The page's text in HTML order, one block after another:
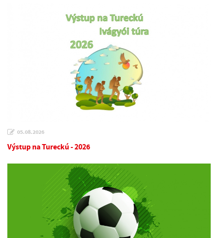
05.08.2026
Výstup na Tureckú - 2026